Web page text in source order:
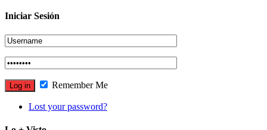
Iniciar Sesión
Remember Me
Lost your password?